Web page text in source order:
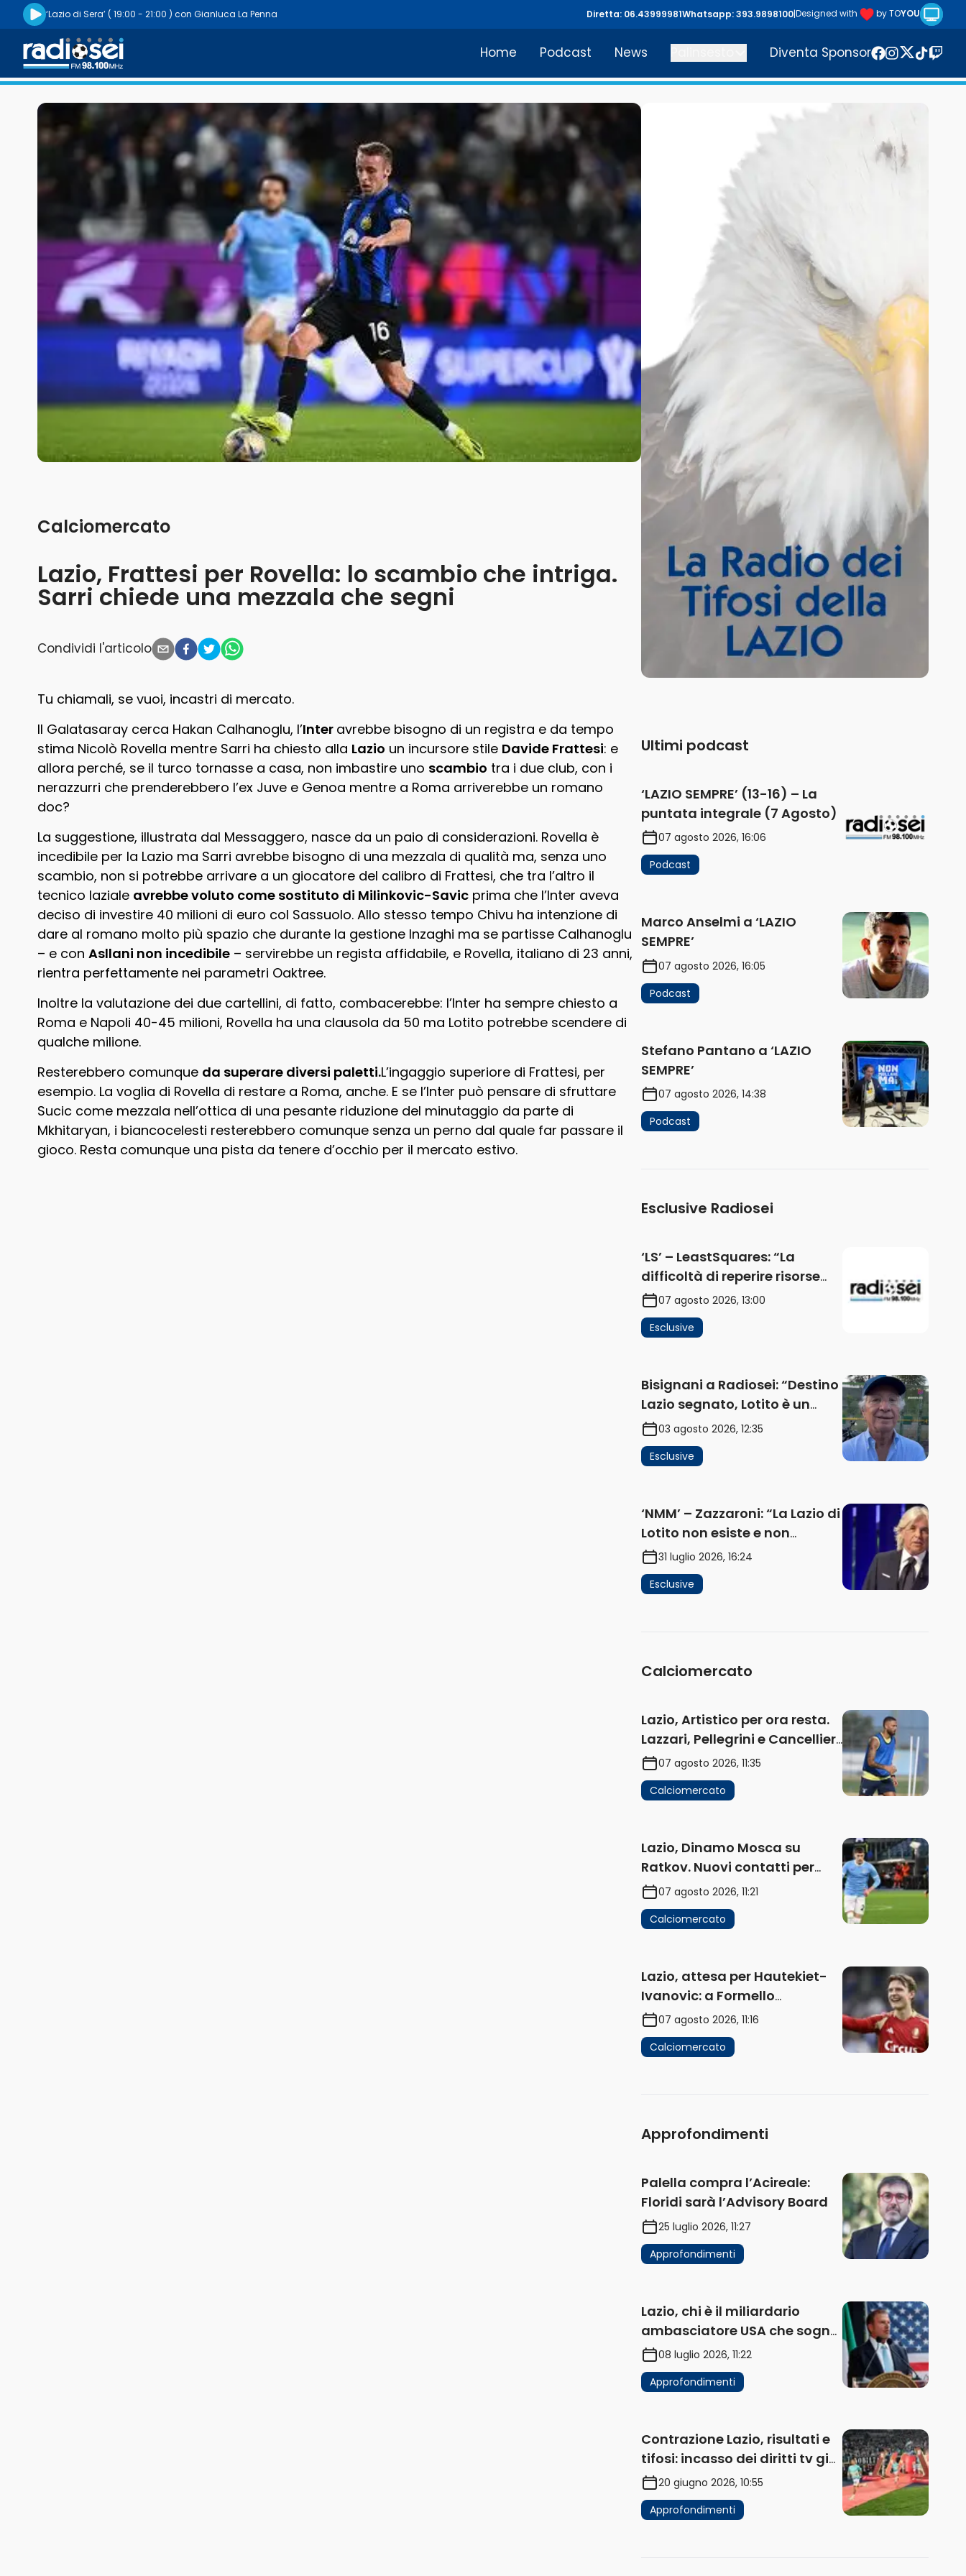
Riproduci la radio live
‘Lazio di Sera’( 19:00 - 21:00 ) con Gianluca La Penna Diretta: 06.43999981Whatsapp: 393.9898100|Designed with by TOYOU
Radiosei 98.100 FM
Home Podcast News
Diventa Sponsor
Twitter
Lazio, Frattesi per Rovella: lo scambio che intriga.
Sarri chiede una mezzala che segni
Calciomercato
Condividi l'articolo
Tu chiamali, se vuoi, incastri di mercato.
Il Galatasaray cerca Hakan Calhanoglu, l’Inter avrebbe bisogno di un registra e da tempo
stima Nicolò Rovella mentre Sarri ha chiesto alla Lazio un incursore stile Davide Frattesi: e
allora perché, se il turco tornasse a casa, non imbastire uno scambio tra i due club, con i
nerazzurri che prenderebbero l’ex Juve e Genoa mentre a Roma arriverebbe un romano
doc?
La suggestione, illustrata dal Messaggero, nasce da un paio di considerazioni. Rovella è
incedibile per la Lazio ma Sarri avrebbe bisogno di una mezzala di qualità ma, senza uno
scambio, non si potrebbe arrivare a un giocatore del calibro di Frattesi, che tra l’altro il
tecnico laziale avrebbe voluto come sostituto di Milinkovic-Savic prima che l’Inter aveva
deciso di investire 40 milioni di euro col Sassuolo. Allo stesso tempo Chivu ha intenzione di
dare al romano molto più spazio che durante la gestione Inzaghi ma se partisse Calhanoglu
– e con Asllani non incedibile – servirebbe un regista affidabile, e Rovella, italiano di 23 anni,
rientra perfettamente nei parametri Oaktree.
Inoltre la valutazione dei due cartellini, di fatto, combacerebbe: l’Inter ha sempre chiesto a
Roma e Napoli 40-45 milioni, Rovella ha una clausola da 50 ma Lotito potrebbe scendere di
qualche milione.
Resterebbero comunque da superare diversi paletti.L’ingaggio superiore di Frattesi, per
esempio. La voglia di Rovella di restare a Roma, anche. E se l’Inter può pensare di sfruttare
Sucic come mezzala nell’ottica di una pesante riduzione del minutaggio da parte di
Mkhitaryan, i biancocelesti resterebbero comunque senza un perno dal quale far passare il
gioco. Resta comunque una pista da tenere d’occhio per il mercato estivo.
Ultimi podcast
‘LAZIO SEMPRE’ (13-16) – La
puntata integrale (7 Agosto)
07 agosto 2026, 16:06
Podcast
Marco Anselmi a ‘LAZIO
SEMPRE’
07 agosto 2026, 16:05
Podcast
Stefano Pantano a ‘LAZIO
SEMPRE’
07 agosto 2026, 14:38
Podcast
Esclusive Radiosei
‘LS’ – LeastSquares: “La
difficoltà di reperire risorse
impatta sul mercato. Senza
investimenti non arrivano i
ricavi” (AUDIO)
07 agosto 2026, 13:00
Esclusive
Bisignani a Radiosei: “Destino
Lazio segnato, Lotito è un
problema, la chiave sono
Flaminio e politica. La
protesta e gli interessi dei
03 agosto 2026, 12:35
Esclusive
‘NMM’ – Zazzaroni: “La Lazio di
Lotito non esiste e non
funziona più. E’ ora di lasciare,
ma lui non ascolta.
Pignataro? Ho verificato…”
31 luglio 2026, 16:24
Esclusive
Calciomercato
Lazio, Artistico per ora resta.
Lazzari, Pellegrini e Cancellieri
in uscita
07 agosto 2026, 11:35
Calciomercato
Lazio, Dinamo Mosca su
Ratkov. Nuovi contatti per
Pinamonti
07 agosto 2026, 11:21
Calciomercato
Lazio, attesa per Hautekiet-
Ivanovic: a Formello
attendono risposte
07 agosto 2026, 11:16
Calciomercato
Approfondimenti
Palella compra l’Acireale:
Floridi sarà l’Advisory Board
25 luglio 2026, 11:27
Approfondimenti
Lazio, chi è il miliardario
ambasciatore USA che sogna
di acquistare un club in Italia
08 luglio 2026, 11:22
Approfondimenti
Contrazione Lazio, risultati e
tifosi: incasso dei diritti tv già
in flessione
20 giugno 2026, 10:55
Approfondimenti